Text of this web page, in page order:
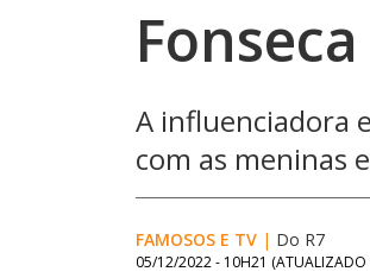
A influenciadora
com as meninas
FAMOSOS E TV | Do R7
05/12/2022 - 10H21 (ATUALIZADO